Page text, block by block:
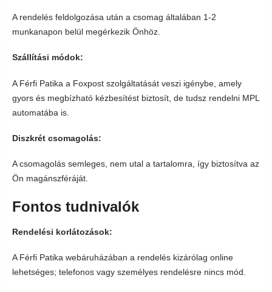
A rendelés feldolgozása után a csomag általában 1-2
munkanapon belül megérkezik Önhöz.
Szállítási módok:
A Férfi Patika a Foxpost szolgáltatását veszi igénybe, amely
gyors és megbízható kézbesítést biztosít, de tudsz rendelni MPL
automatába is.
Diszkrét csomagolás:
A csomagolás semleges, nem utal a tartalomra, így biztosítva az
Ön magánszféráját.
Fontos tudnivalók
Rendelési korlátozások:
A Férfi Patika webáruházában a rendelés kizárólag online
lehetséges; telefonos vagy személyes rendelésre nincs mód.